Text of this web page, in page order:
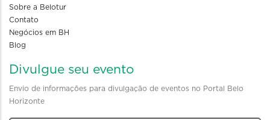
Sobre a Belotur
Contato
Negócios em BH
Blog
Divulgue seu evento
Envio de informações para divulgação de eventos no Portal Belo
Horizonte